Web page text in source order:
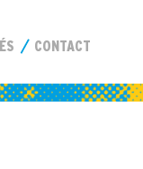
CONTACT